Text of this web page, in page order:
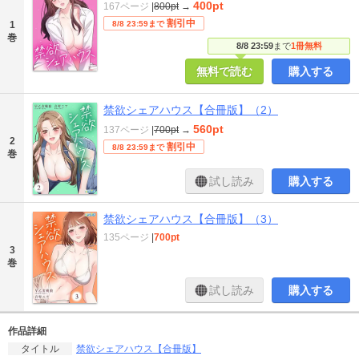
1
巻
8/8 23:59まで1冊無料
167ページ 800pt → 400pt
8/8 23:59まで 割引中
無料で読む 購入する
2
巻
禁欲シェアハウス【合冊版】（2）
137ページ 700pt → 560pt
8/8 23:59まで 割引中
試し読み 購入する
3
巻
禁欲シェアハウス【合冊版】（3）
135ページ 700pt
試し読み 購入する
作品詳細
タイトル
禁欲シェアハウス【合冊版】